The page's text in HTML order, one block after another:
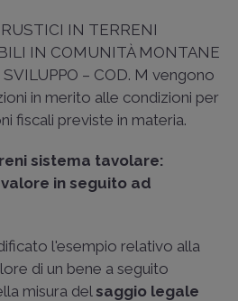
IN TERRENI
IN COMUNITÀ MONTANE
– COD. M vengono
in merito alle condizioni per
fiscali previste in materia.
sistema tavolare:
in seguito ad
l'esempio relativo alla
di un bene a seguito
misura del saggio legale